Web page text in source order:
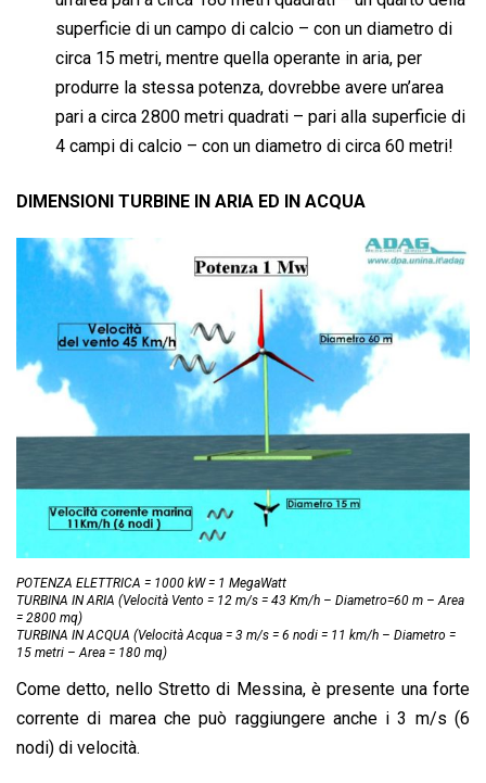
superficie di un campo di calcio – con un diametro di
circa 15 metri, mentre quella operante in aria, per
produrre la stessa potenza, dovrebbe avere un’area
pari a circa 2800 metri quadrati – pari alla superficie di
4 campi di calcio – con un diametro di circa 60 metri!
DIMENSIONI TURBINE IN ARIA ED IN ACQUA
POTENZA ELETTRICA = 1000 kW = 1 MegaWatt
TURBINA IN ARIA (Velocità Vento = 12 m/s = 43 Km/h – Diametro=60 m – Area
= 2800 mq)
TURBINA IN ACQUA (Velocità Acqua = 3 m/s = 6 nodi = 11 km/h – Diametro =
15 metri – Area = 180 mq)
Come detto, nello Stretto di Messina, è presente una forte
corrente di marea che può raggiungere anche i 3 m/s (6
nodi) di velocità.